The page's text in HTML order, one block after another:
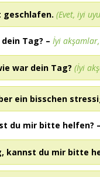
geschlafen. (Evet, iyi
Tag? – İyi akşamlar,
war dein Tag? (İyi
ein bisschen
du mir bitte helfen?
kannst du mir bitte